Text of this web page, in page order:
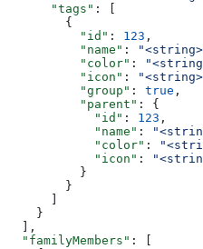
      "tags"
: [
        {
          "id"
: 123 ,
          "name"
:
          "color"
:
          "icon"
:
          "group"
: true ,
          "parent"
: {
            "id"
: 123 ,
            "name"
:
            "color"
:
            "icon"
:
          }
        }
      ]
    }
  ],
  "familyMembers"
: [